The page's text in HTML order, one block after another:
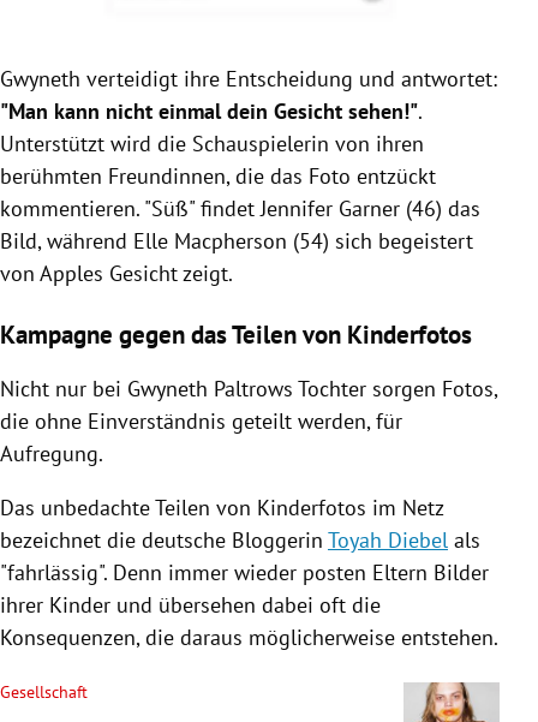
Gwyneth verteidigt ihre Entscheidung und antwortet:
"Man kann nicht einmal dein Gesicht sehen!".
Unterstützt wird die Schauspielerin von ihren
berühmten Freundinnen, die das Foto entzückt
kommentieren. "Süß" findet Jennifer Garner (46) das
Bild, während Elle Macpherson (54) sich begeistert
von Apples Gesicht zeigt.
Kampagne gegen das Teilen von Kinderfotos
Nicht nur bei Gwyneth Paltrows Tochter sorgen Fotos,
die ohne Einverständnis geteilt werden, für
Aufregung.
Das unbedachte Teilen von Kinderfotos im Netz
bezeichnet die deutsche Bloggerin Toyah Diebel als
"fahrlässig". Denn immer wieder posten Eltern Bilder
ihrer Kinder und übersehen dabei oft die
Konsequenzen, die daraus möglicherweise entstehen.
Gesellschaft